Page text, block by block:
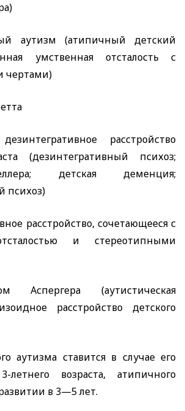
аутизм (атипичный детский
умственная отсталость с
чертами)
расстройство
(дезинтегративный психоз;
детская деменция;
психоз)
расстройство, сочетающееся с
и стереотипными
Аспергера (аутистическая
расстройство детского
аутизма ставится в случае его
возраста, атипичного
в 3—5 лет.